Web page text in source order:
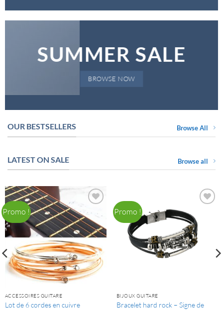
SUMMER SALE
BROWSE NOW
OUR BESTSELLERS Browse All
LATEST ON SALE Browse all
Promo !
ACCESSOIRES GUITARE
Lot de 6 cordes en cuivre
Promo !
BIJOUX GUITARE
Bracelet hard rock – Signe de